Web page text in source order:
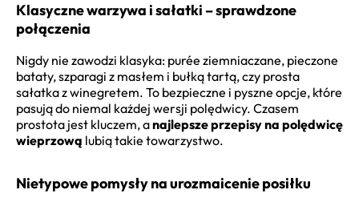
Klasyczne warzywa i sałatki – sprawdzone
połączenia
Nigdy nie zawodzi klasyka: purée ziemniaczane, pieczone
bataty, szparagi z masłem i bułką tartą, czy prosta
sałatka z winegretem. To bezpieczne i pyszne opcje, które
pasują do niemal każdej wersji polędwicy. Czasem
prostota jest kluczem, anajlepsze przepisy na polędwicę
wieprzową lubią takie towarzystwo.
Nietypowe pomysły na urozmaicenie posiłku